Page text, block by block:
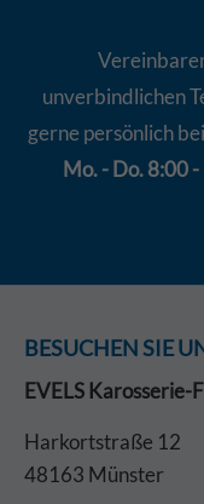
unverbindlichen
gerne persönlich
Mo. - Do. 8:00
BESUCHEN SIE
EVELS Karosserie-
Harkortstraße 12
48163 Münster